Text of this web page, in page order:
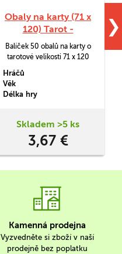
Obaly na karty (71 x
120) Tarot -
Gamegenic PRIME,
50 ks
Balíček 50 obalů na karty o
tarotové velikosti 71 x 120
Hráčů
Věk
Délka hry
Skladem >5 ks
3,67 €
❯
Kamenná prodejna
Vyzvedněte si zboží v naší
prodejně bez poplatku